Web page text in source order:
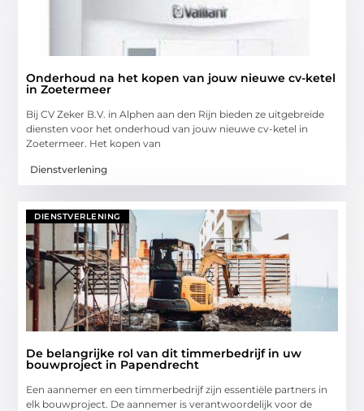
Onderhoud na het kopen van jouw nieuwe cv-ketel
in Zoetermeer
Bij CV Zeker B.V. in Alphen aan den Rijn bieden ze uitgebreide
diensten voor het onderhoud van jouw nieuwe cv-ketel in
Zoetermeer. Het kopen van
Dienstverlening
DIENSTVERLENING
De belangrijke rol van dit timmerbedrijf in uw
bouwproject in Papendrecht
Een aannemer en een timmerbedrijf zijn essentiële partners in
elk bouwproject. De aannemer is verantwoordelijk voor de